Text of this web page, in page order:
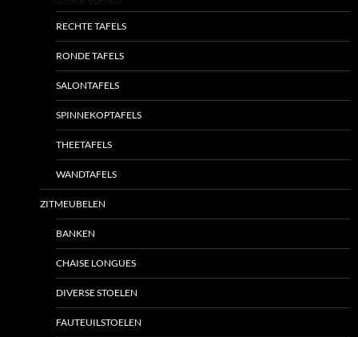
RECHTE TAFELS
RONDE TAFELS
SALONTAFELS
SPINNEKOPTAFELS
THEETAFELS
WANDTAFELS
ZITMEUBELEN
BANKEN
CHAISE LONGUES
DIVERSE STOELEN
FAUTEUILSTOELEN